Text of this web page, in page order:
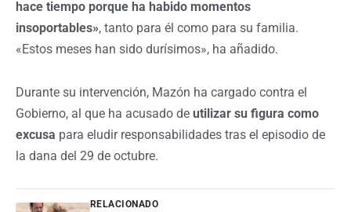
hace tiempo porque ha habido momentos
insoportables», tanto para él como para su familia.
«Estos meses han sido durísimos», ha añadido.
Durante su intervención, Mazón ha cargado contra el
Gobierno, al que ha acusado de utilizar su figura como
excusa para eludir responsabilidades tras el episodio de
la dana del 29 de octubre.
RELACIONADO